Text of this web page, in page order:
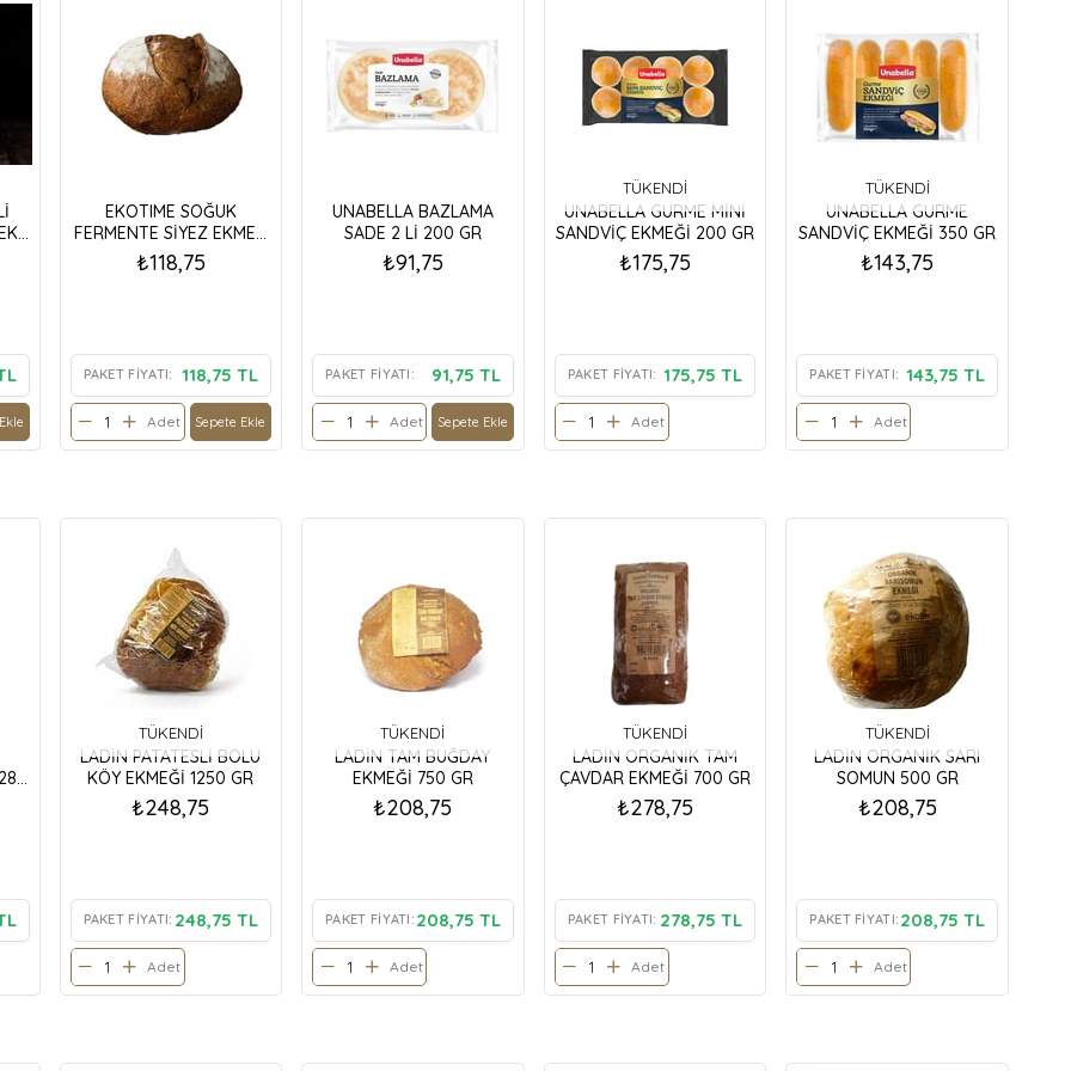
EKOTIME SOĞUK
FERMENTE SİYEZ EKMEK
500 GR
₺118,75
PAKET FIYATI: 118,75 TL
Adet Sepete Ekle
UNABELLA BAZLAMA
SADE 2 Lİ 200 GR
₺91,75
PAKET FIYATI: 91,75 TL
Adet Sepete Ekle
TÜKENDI
UNABELLA GURME MİNİ
SANDVİÇ EKMEĞİ 200 GR
₺175,75
PAKET FIYATI: 175,75 TL
Adet
TÜKENDI
UNABELLA GURME
SANDVİÇ EKMEĞİ 350 GR
₺143,75
PAKET FIYATI: 143,75 TL
Adet
TÜKENDI
LADİN PATATESLİ BOLU
KÖY EKMEĞİ 1250 GR
₺248,75
PAKET FIYATI: 248,75 TL
Adet
TÜKENDI
LADİN TAM BUĞDAY
EKMEĞİ 750 GR
₺208,75
PAKET FIYATI: 208,75 TL
Adet
TÜKENDI
LADİN ORGANİK TAM
ÇAVDAR EKMEĞİ 700 GR
₺278,75
PAKET FIYATI: 278,75 TL
Adet
TÜKENDI
LADİN ORGANİK SARI
SOMUN 500 GR
₺208,75
PAKET FIYATI: 208,75 TL
Adet